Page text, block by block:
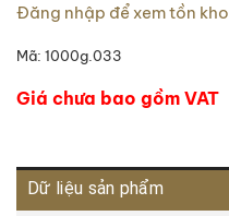
Đăng nhập để xem tồn kho
Mã: 1000g.033
Giá chưa bao gồm VAT
Dữ liệu sản phẩm